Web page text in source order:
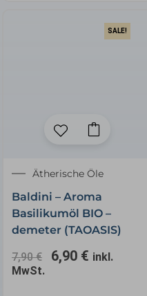
SALE!
Ätherische Öle
Baldini – Aroma
Basilikumöl BIO –
demeter (TAOASIS)
7,90€
Ursprünglicher
Preis
war:
7,90 €
6,90 €
Aktueller
ist:
6,90 €.
inkl.
MwSt.